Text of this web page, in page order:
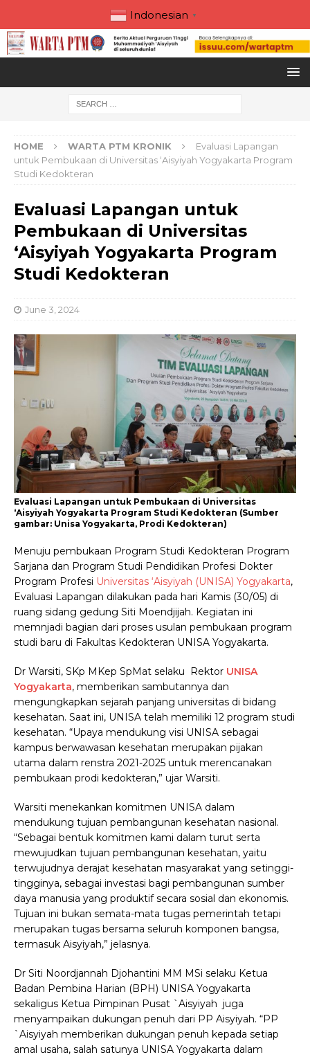
Indonesian ▼
HOME WARTA PTM KRONIK
Evaluasi Lapangan
untuk Pembukaan di Universitas ‘Aisyiyah Yogyakarta Program
Studi Kedokteran
Evaluasi Lapangan untuk
Pembukaan di Universitas
‘Aisyiyah Yogyakarta Program
Studi Kedokteran
June 3, 2024
Evaluasi Lapangan untuk Pembukaan di Universitas
‘Aisyiyah Yogyakarta Program Studi Kedokteran (Sumber
gambar: Unisa Yogyakarta, Prodi Kedokteran)
Menuju pembukaan Program Studi Kedokteran Program
Sarjana dan Program Studi Pendidikan Profesi Dokter
Program Profesi Universitas ‘Aisyiyah (UNISA) Yogyakarta,
Evaluasi Lapangan dilakukan pada hari Kamis (30/05) di
ruang sidang gedung Siti Moendjijah. Kegiatan ini
memnjadi bagian dari proses usulan pembukaan program
studi baru di Fakultas Kedokteran UNISA Yogyakarta.
Dr Warsiti, SKp MKep SpMat selaku Rektor UNISA
Yogyakarta, memberikan sambutannya dan
mengungkapkan sejarah panjang universitas di bidang
kesehatan. Saat ini, UNISA telah memiliki 12 program studi
kesehatan. “Upaya mendukung visi UNISA sebagai
kampus berwawasan kesehatan merupakan pijakan
utama dalam renstra 2021-2025 untuk merencanakan
pembukaan prodi kedokteran,” ujar Warsiti.
Warsiti menekankan komitmen UNISA dalam
mendukung tujuan pembangunan kesehatan nasional.
“Sebagai bentuk komitmen kami dalam turut serta
mewujudkan tujuan pembangunan kesehatan, yaitu
terwujudnya derajat kesehatan masyarakat yang setinggi-
tingginya, sebagai investasi bagi pembangunan sumber
daya manusia yang produktif secara sosial dan ekonomis.
Tujuan ini bukan semata-mata tugas pemerintah tetapi
merupakan tugas bersama seluruh komponen bangsa,
termasuk Aisyiyah,” jelasnya.
Dr Siti Noordjannah Djohantini MM MSi selaku Ketua
Badan Pembina Harian (BPH) UNISA Yogyakarta
sekaligus Ketua Pimpinan Pusat `Aisyiyah juga
menyampaikan dukungan penuh dari PP Aisyiyah. “PP
`Aisyiyah memberikan dukungan penuh kepada setiap
amal usaha, salah satunya UNISA Yogyakarta dalam